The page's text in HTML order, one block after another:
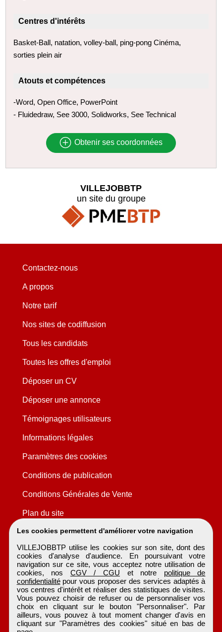
Centres d'intérêts
Basket-Ball, natation, volley-ball, ping-pong Cinéma,
sorties plein air
Atouts et compétences
-Word, Open Office, PowerPoint
- Fluidedraw, See 3000, Solidworks, See Technical
Obtenir ses coordonnées
Les cookies permettent d'améliorer votre navigation
VILLEJOBBTP utilise les cookies sur son site, dont des
cookies d'analyse d'audience. En poursuivant votre
navigation sur ce site, vous acceptez notre utilisation de
cookies, nos CGV / CGU et notre politique de
confidentialitépour vous proposer des services adaptés à
vos centres d'intérêt et réaliser des statistiques de visites.
Vous pouvez choisir de refuser ou de personnaliser vos
choix en cliquant sur le bouton "Personnaliser". Par
ailleurs, vous pouvez à tout moment changer d'avis en
cliquant sur "Paramètres des cookies" situé en bas de
VILLEJOBBTP
un site du groupe
Contactez-nous
A propos
Notre tarif
Nos sites de codiffusion
Tous les candidats
Toutes les offres d'emploi
Déposer un CV
Déposer une annonce
Témoignages utilisateurs
Informations légales
Paramètres des cookies
Conditions de publication
Conditions Générales de Vente
Plan du site